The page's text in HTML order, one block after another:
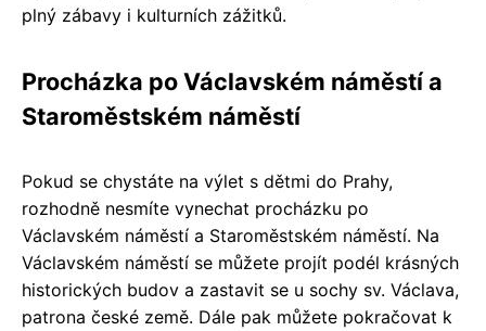
plný zábavy i kulturních zážitků.
Procházka po Václavském náměstí a
Staroměstském náměstí
Pokud se chystáte na výlet s dětmi do Prahy,
rozhodně nesmíte vynechat procházku po
Václavském náměstí a Staroměstském náměstí. Na
Václavském náměstí se můžete projít podél krásných
historických budov a zastavit se u sochy sv. Václava,
patrona české země. Dále pak můžete pokračovat k